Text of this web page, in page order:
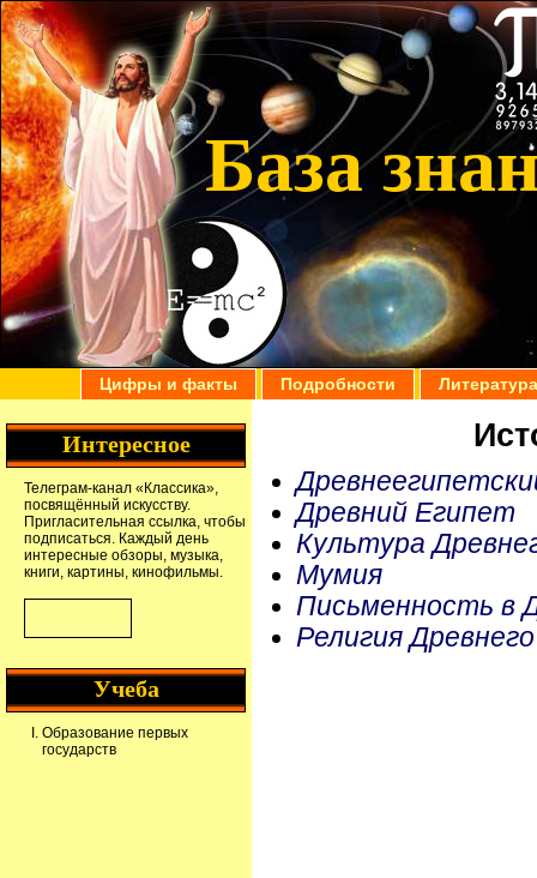
База
Цифры и факты Подробности Литература
Древний Египет
Культура
Мумия
Письменность в
Религия
Интересное
Телеграм-канал «Классика»,
посвящённый искусству.
Пригласительная ссылка, чтобы
подписаться. Каждый день
интересные обзоры, музыка,
книги, картины, кинофильмы.
Учеба
Образование первых
государств